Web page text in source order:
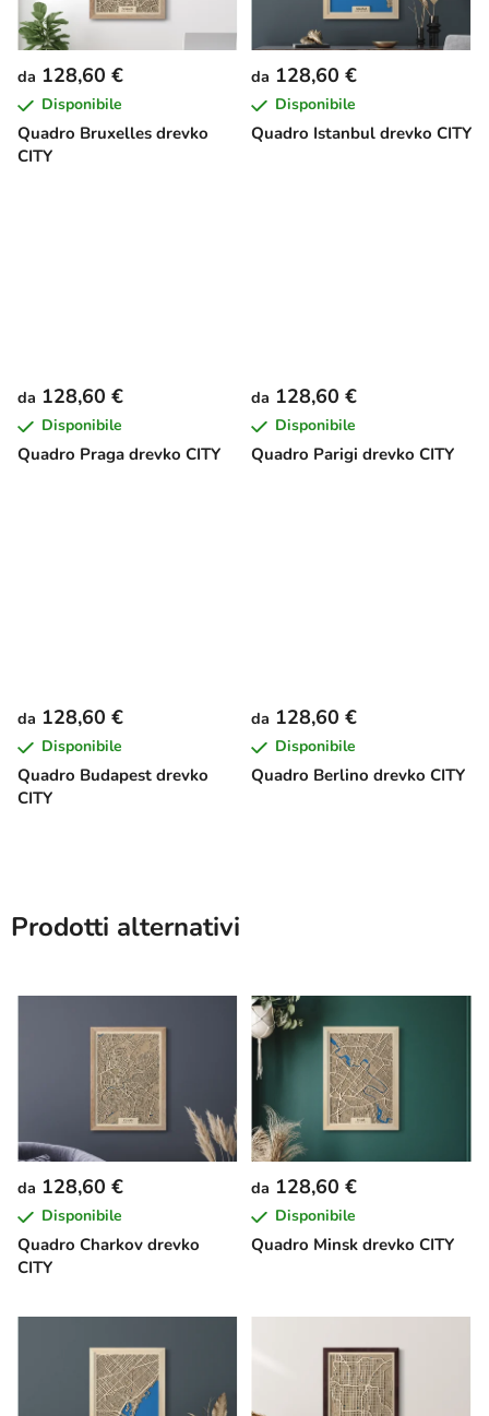
Quadro Bruxelles drevko
CITY
da 128,60 €
Disponibile
Quadro Istanbul drevko CITY
da 128,60 €
Disponibile
Quadro Praga drevko CITY
da 128,60 €
Disponibile
Quadro Parigi drevko CITY
da 128,60 €
Disponibile
Quadro Budapest drevko
CITY
da 128,60 €
Disponibile
Quadro Berlino drevko CITY
da 128,60 €
Disponibile
Prodotti alternativi
Quadro Charkov drevko
CITY
da 128,60 €
Disponibile
Quadro Minsk drevko CITY
da 128,60 €
Disponibile